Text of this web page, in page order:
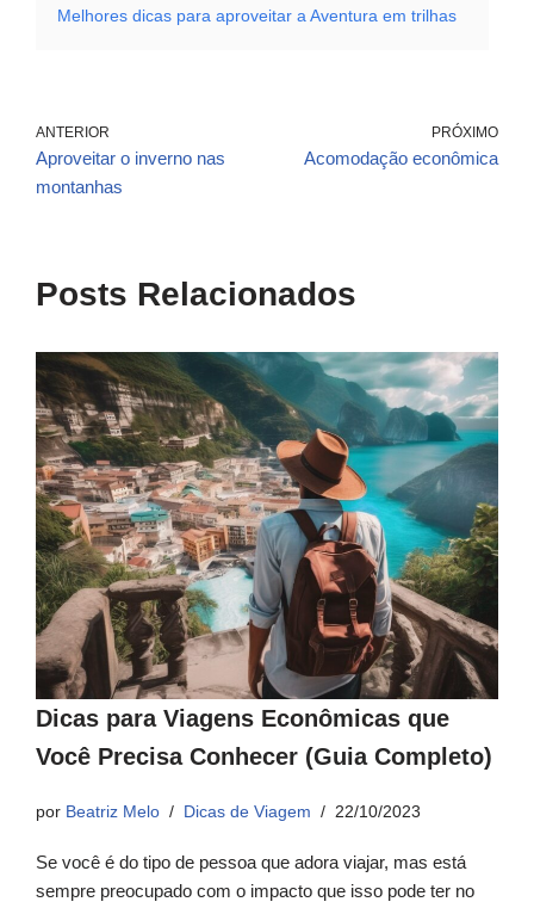
Melhores dicas para aproveitar a Aventura em trilhas
ANTERIOR
Aproveitar o inverno nas
montanhas
PRÓXIMO
Acomodação econômica
Posts Relacionados
Dicas para Viagens Econômicas que
Você Precisa Conhecer (Guia Completo)
por Beatriz Melo Dicas de Viagem 22/10/2023
Se você é do tipo de pessoa que adora viajar, mas está
sempre preocupado com o impacto que isso pode ter no